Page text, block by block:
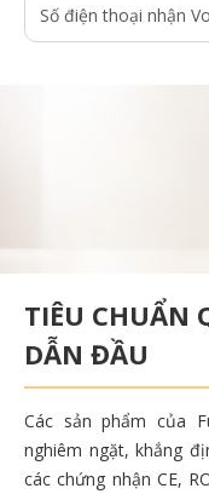
TIÊU CHUẨN
DẪN ĐẦU
Các sản phẩm của
nghiêm ngặt, khắng
các chứng nhận CE,